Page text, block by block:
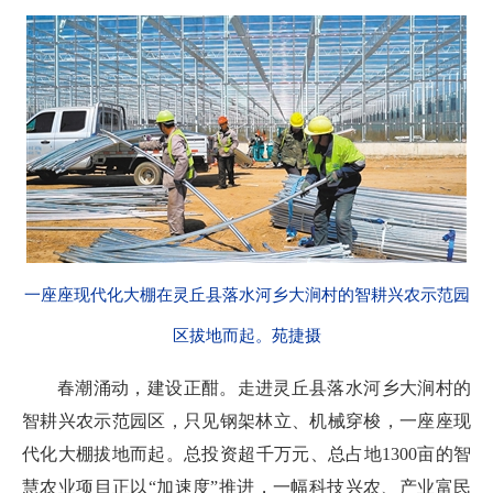
一座座现代化大棚在灵丘县落水河乡大涧村的智耕兴农示范园
区拔地而起。苑捷摄
春潮涌动，建设正酣。走进灵丘县落水河乡大涧村的
智耕兴农示范园区，只见钢架林立、机械穿梭，一座座现
代化大棚拔地而起。总投资超千万元、总占地1300亩的智
慧农业项目正以“加速度”推进，一幅科技兴农、产业富民